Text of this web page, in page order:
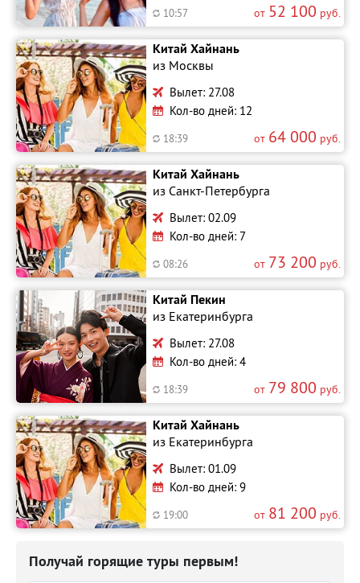
10:57 от 52 100 руб.
Китай Хайнань
из Москвы
Вылет: 27.08
Кол-во дней: 12
18:39 от 64 000 руб.
Китай Хайнань
из Санкт-Петербурга
Вылет: 02.09
Кол-во дней: 7
08:26 от 73 200 руб.
Китай Пекин
из Екатеринбурга
Вылет: 27.08
Кол-во дней: 4
18:39 от 79 800 руб.
Китай Хайнань
из Екатеринбурга
Вылет: 01.09
Кол-во дней: 9
19:00 от 81 200 руб.
Получай горящие туры первым!